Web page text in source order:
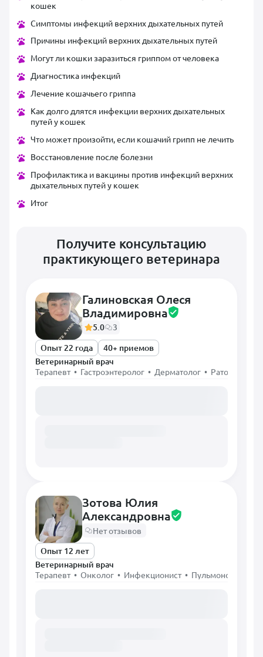
кошек
Симптомы инфекций верхних дыхательных путей
Причины инфекций верхних дыхательных путей
Могут ли кошки заразиться гриппом от человека
Диагностика инфекций
Лечение кошачьего гриппа
Как долго длятся инфекции верхних дыхательных
путей у кошек
Что может произойти, если кошачий грипп не лечить
Восстановление после болезни
Профилактика и вакцины против инфекций верхних
дыхательных путей у кошек
Итог
Получите консультацию
практикующего ветеринара
Галиновская Олеся
Владимировна
5.0
3
Опыт 22 года
40+ приемов
Ветеринарный врач
Терапевт • Гастроэнтеролог • Дерматолог • Ратолог •
Зотова Юлия
Александровна
Нет отзывов
Опыт 12 лет
Ветеринарный врач
Терапевт • Онколог • Инфекционист • Пульмонолог •